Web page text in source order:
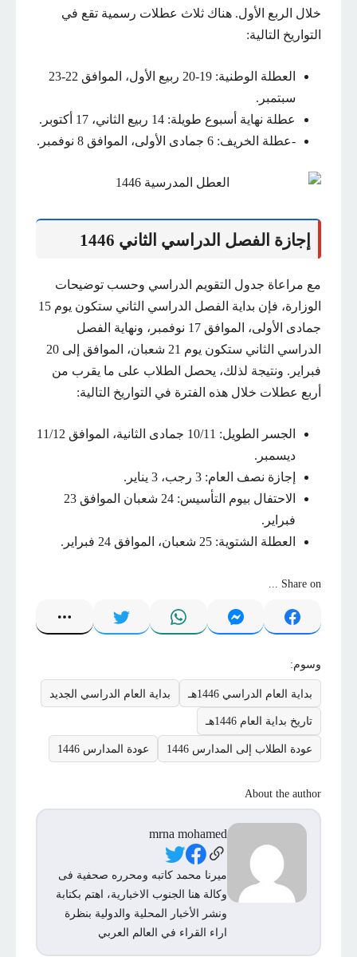
خلال الربع الأول. هناك ثلاث عطلات رسمية تقع في
التواريخ التالية:
العطلة الوطنية: 19-20 ربيع الأول، الموافق 22-23
سبتمبر.
عطلة نهاية أسبوع طويلة: 14 ربيع الثاني، 17 أكتوبر.
-عطلة الخريف: 6 جمادى الأولى، الموافق 8 نوفمبر.
إجازة الفصل الدراسي الثاني 1446
مع مراعاة جدول التقويم الدراسي وحسب توضيحات
الوزارة، فإن بداية الفصل الدراسي الثاني ستكون يوم 15
جمادى الأولى، الموافق 17 نوفمبر، ونهاية الفصل
الدراسي الثاني ستكون يوم 21 شعبان، الموافق إلى 20
فبراير. ونتيجة لذلك، يحصل الطلاب على ما يقرب من
أربع عطلات خلال هذه الفترة في التواريخ التالية:
الجسر الطويل: 10/11 جمادى الثانية، الموافق 11/12
ديسمبر.
إجازة نصف العام: 3 رجب، 3 يناير.
الاحتفال بيوم التأسيس: 24 ​​شعبان الموافق 23
فبراير.
العطلة الشتوية: 25 شعبان، الموافق 24 فبراير.
Share on ...
وسوم:
بداية العام الدراسي 1446هـ بداية العام الدراسي الجديد
تاريخ بداية العام 1446هـ
عودة الطلاب إلى المدارس 1446 عودة المدارس 1446
About the author
mrna mohamed
Social Links
ميرنا محمد كاتبه ومحرره صحفية فى
وكالة هنا الجنوب الاخبارية، اهتم بكتابة
ونشر الأخبار المحلية والدولية بنظرة
اراء القراء في العالم العربي